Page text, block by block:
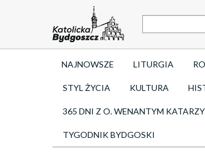
NAJNOWSZE LITURGIA
STYL ŻYCIA KULTURA
365 DNI Z O. WENANTYM
TYGODNIK BYDGOSKI